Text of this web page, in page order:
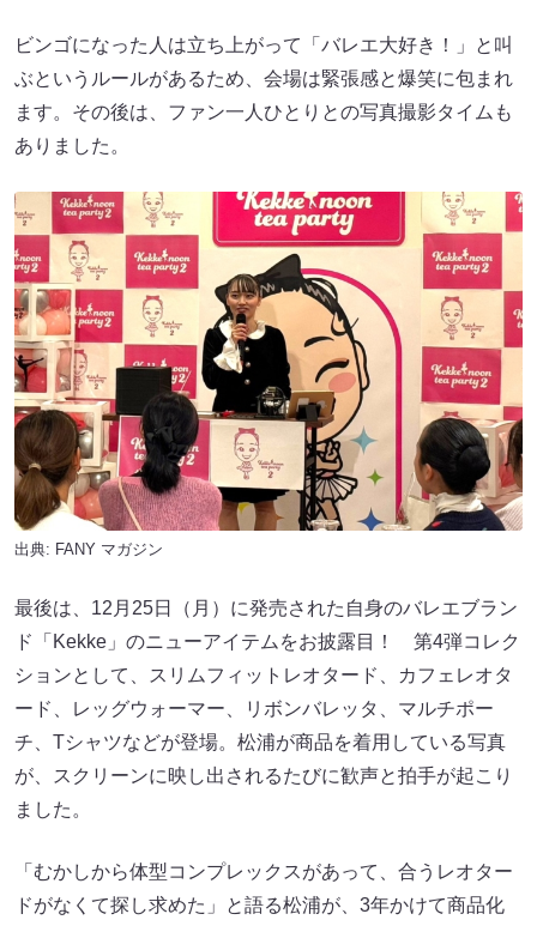
ビンゴになった人は立ち上がって「バレエ大好き！」と叫
ぶというルールがあるため、会場は緊張感と爆笑に包まれ
ます。その後は、ファン一人ひとりとの写真撮影タイムも
ありました。
出典: FANY マガジン
最後は、12月25日（月）に発売された自身のバレエブラン
ド「Kekke」のニューアイテムをお披露目！ 第4弾コレク
ションとして、スリムフィットレオタード、カフェレオタ
ード、レッグウォーマー、リボンバレッタ、マルチポー
チ、Tシャツなどが登場。松浦が商品を着用している写真
が、スクリーンに映し出されるたびに歓声と拍手が起こり
ました。
「むかしから体型コンプレックスがあって、合うレオター
ドがなくて探し求めた」と語る松浦が、3年かけて商品化